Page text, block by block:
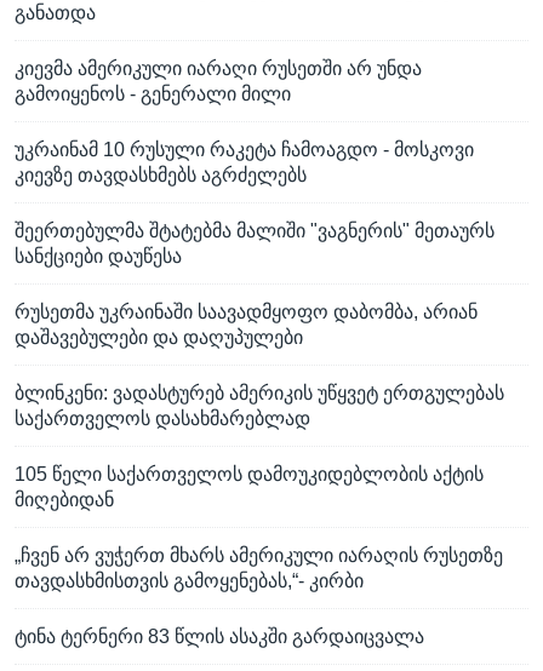
განათდა
კიევმა ამერიკული იარაღი რუსეთში არ უნდა
გამოიყენოს - გენერალი მილი
უკრაინამ 10 რუსული რაკეტა ჩამოაგდო - მოსკოვი
კიევზე თავდასხმებს აგრძელებს
შეერთებულმა შტატებმა მალიში "ვაგნერის" მეთაურს
სანქციები დაუწესა
რუსეთმა უკრაინაში საავადმყოფო დაბომბა, არიან
დაშავებულები და დაღუპულები
ბლინკენი: ვადასტურებ ამერიკის უწყვეტ ერთგულებას
საქართველოს დასახმარებლად
105 წელი საქართველოს დამოუკიდებლობის აქტის
მიღებიდან
„ჩვენ არ ვუჭერთ მხარს ამერიკული იარაღის რუსეთზე
თავდასხმისთვის გამოყენებას,“- კირბი
ტინა ტერნერი 83 წლის ასაკში გარდაიცვალა